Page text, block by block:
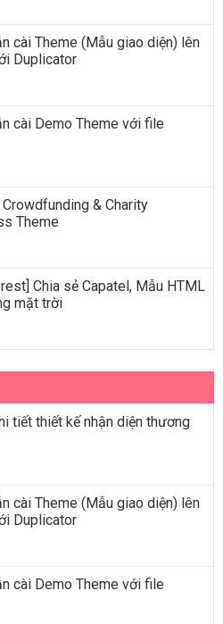
cài Theme (Mẫu giao diện) lên
Duplicator
cài Demo Theme với file
& Charity
Theme
Chia sẻ Capatel, Mẫu HTML
mặt trời
tiết thiết kế nhận diện thương
cài Theme (Mẫu giao diện) lên
Duplicator
cài Demo Theme với file